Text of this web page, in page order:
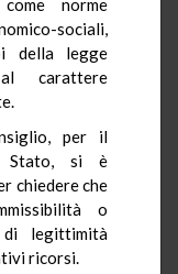
norme
sociali,
della legge
carattere
per il
Stato, si è
chiedere che
o
di legittimità
ricorsi.